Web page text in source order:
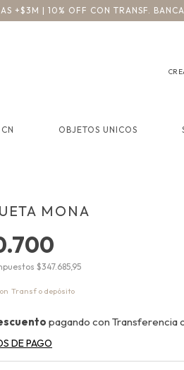
+$3M | 10% OFF CON TRANSF.
OBJETOS UNICOS
MONA
$347.685,95
pagando con Transferencia
DE PAGO